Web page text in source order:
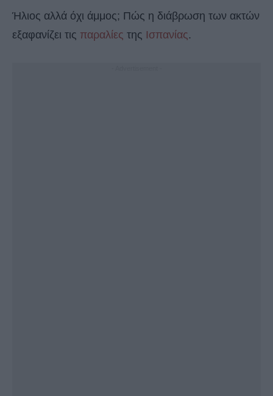
Ήλιος αλλά όχι άμμος; Πώς η διάβρωση των ακτών
εξαφανίζει τις παραλίες της Ισπανίας.